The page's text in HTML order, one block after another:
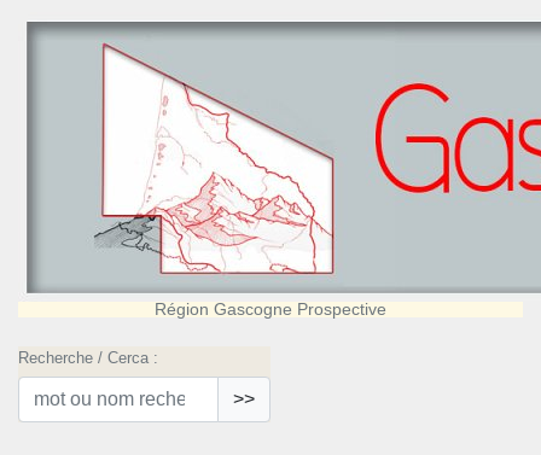
Région Gascogne Prospective
Recherche / Cerca :
>>